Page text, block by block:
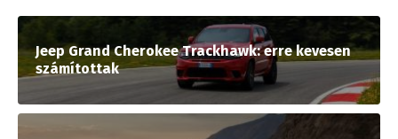
Jeep Grand Cherokee Trackhawk: erre kevesen
számítottak